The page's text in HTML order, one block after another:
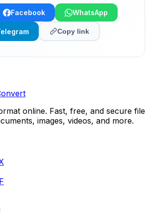
Facebook WhatsApp
Copy link
online. Fast, free, and secure file
images, videos, and more.